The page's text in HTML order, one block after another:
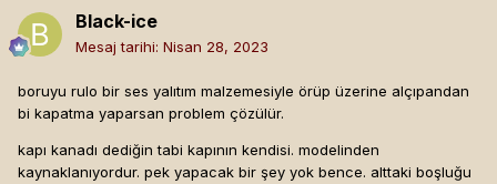
Black-ice
Mesaj tarihi: Nisan 28, 2023
boruyu rulo bir ses yalıtım malzemesiyle örüp üzerine alçıpandan
bi kapatma yaparsan problem çözülür.
kapı kanadı dediğin tabi kapının kendisi. modelinden
kaynaklanıyordur. pek yapacak bir şey yok bence. alttaki boşluğu